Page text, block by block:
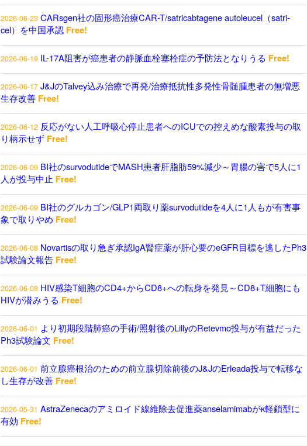
2026-06-23 CARsgen社の固形癌治療CAR-T/satricabtagene autoleucel（satri-
cel）を中国承認 Free!
2026-06-19 IL-17A阻害が癌患者の静脈血栓塞栓症の予防法となりうる Free!
2026-06-17 J&JのTalvey込み治療で再発/治療抵抗性多発性骨髄腫患者の無増悪
生存改善 Free!
2026-06-12 反応がない人工呼吸心停止患者へのICUでの控えめな酸素投与の取
り柄示せず Free!
2026-06-09 BI社のsurvodutideでMASH患者肝脂肪59%減少～胃腸の害で5人に1
人が投与中止 Free!
2026-06-09 BI社のグルカゴン/GLP1両取り薬survodutideを4人に1人もが有害事
象で取りやめ Free!
2026-06-08 Novartisの取り急ぎ承認IgA腎症薬が肝心要のeGFR目標を逃したPh3
試験論文報告 Free!
2026-06-08 HIV感染T細胞のCD4+からCD8+への転身を発見～CD8+T細胞にも
HIVが潜みうる Free!
2026-06-01 より初期段階肺癌の手術/照射後のLillyのRetevmo投与が有益だった
Ph3試験論文 Free!
2026-06-01 前立腺癌根治のための前立腺切除前後のJ&JのErleada投与で転移な
し生存が改善 Free!
2026-05-31 AstraZenecaのアミロイド線維除去促進薬anselamimabがκ軽鎖型に
有効 Free!